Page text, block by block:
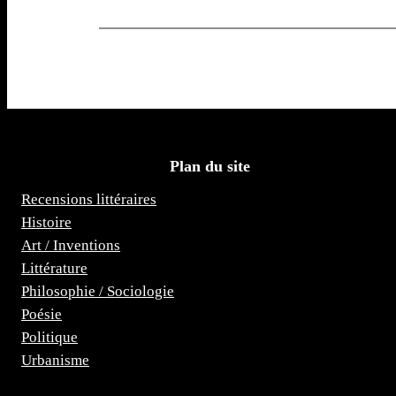
Plan du site
Recensions littéraires
Histoire
Art / Inventions
Littérature
Philosophie / Sociologie
Poésie
Politique
Urbanisme